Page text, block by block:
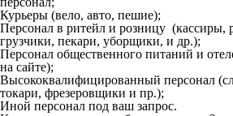
Курьеры (вело, авто, пешие);
Персонал в ритейл и розницу (кассиры,
грузчики, пекари, уборщики, и др.);
Персонал общественного питаний и
на сайте);
Высококвалифицированный персонал
токари, фрезеровщики и пр.);
Иной персонал под ваш запрос.